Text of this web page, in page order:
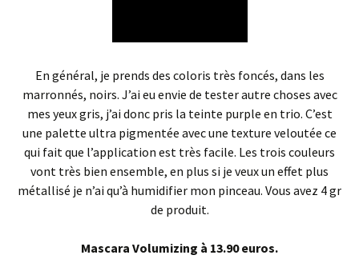
En général, je prends des coloris très foncés, dans les
marronnés, noirs. J’ai eu envie de tester autre choses avec
mes yeux gris, j’ai donc pris la teinte purple en trio. C’est
une palette ultra pigmentée avec une texture veloutée ce
qui fait que l’application est très facile. Les trois couleurs
vont très bien ensemble, en plus si je veux un effet plus
métallisé je n’ai qu’à humidifier mon pinceau. Vous avez 4 gr
de produit.
Mascara Volumizing à 13.90 euros.